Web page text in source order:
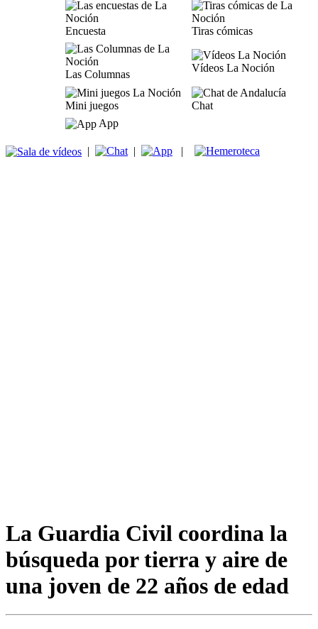
Encuesta Tiras cómicas
Las Columnas
Vídeos La Noción
Mini juegos
Chat
App
| | |
La Guardia Civil coordina la
búsqueda por tierra y aire de
una joven de 22 años de edad